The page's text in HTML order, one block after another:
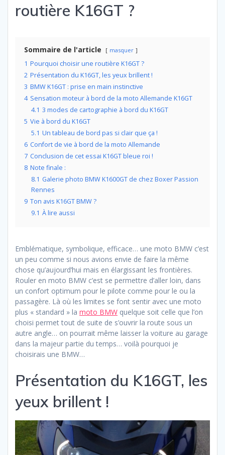
routière K16GT ?
Sommaire de l'article masquer
1 Pourquoi choisir une routière K16GT ?
2 Présentation du K16GT, les yeux brillent !
3 BMW K16GT : prise en main instinctive
4 Sensation moteur à bord de la moto Allemande K16GT
4.1 3 modes de cartographie à bord du K16GT
5 Vie à bord du K16GT
5.1 Un tableau de bord pas si clair que ça !
6 Confort de vie à bord de la moto Allemande
7 Conclusion de cet essai K16GT bleue roi !
8 Note finale :
8.1 Galerie photo BMW K1600GT de chez Boxer Passion
Rennes
9 Ton avis K16GT BMW ?
9.1 À lire aussi
Emblématique, symbolique, efficace… une moto BMW c’est
un peu comme si nous avions envie de faire la même
chose qu’aujourd’hui mais en élargissant les frontières.
Rouler en moto BMW c’est se permettre d’aller loin, dans
un confort optimum pour le pilote comme pour le ou la
passagère. Là où les limites se font sentir avec une moto
plus « standard » la moto BMW quelque soit celle que l’on
choisi permet tout de suite de s’ouvrir la route sous un
autre angle… on pourrait même laisser la voiture au garage
dans la majeur partie du temps… voilà pourquoi je
choisirais une BMW…
Présentation du K16GT, les
yeux brillent !